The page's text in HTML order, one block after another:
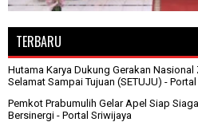
TERBARU
Hutama Karya Dukung Gerakan
Selamat Sampai Tujuan (SETUJU) -
Pemkot Prabumulih Gelar Apel Siap
Bersinergi - Portal Sriwijaya